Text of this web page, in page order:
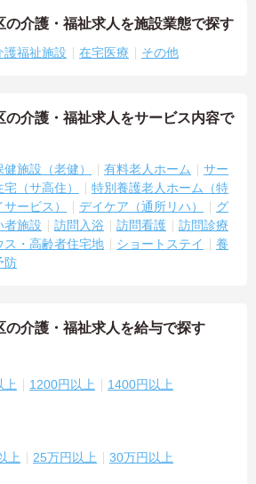
の介護・福祉求人を施設業態で探す
護福祉施設 在宅医療 その他
の介護・福祉求人をサービス内容で
施設（老健） 有料老人ホーム
サー
（サ高住）
特別養護老人ホーム（特
ービス） デイケア（通所リハ）
グ
者施設 訪問入浴 訪問看護
訪問診療
ス・高齢者住宅地 ショートステイ
養
防
の介護・福祉求人を給与で探す
上 1200円以上 1400円以上
上 25万円以上 30万円以上